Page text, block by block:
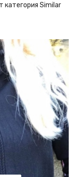
категория Similar